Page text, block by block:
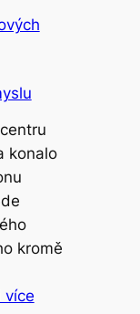
konalo
kromě
více